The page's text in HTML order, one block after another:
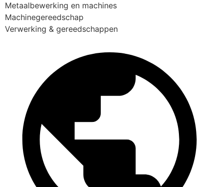
Metaalbewerking en machines
Machinegereedschap
Verwerking & gereedschappen